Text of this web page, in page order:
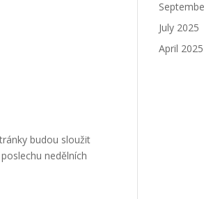
budou sloužit
nedělních
July 2025
April 2025